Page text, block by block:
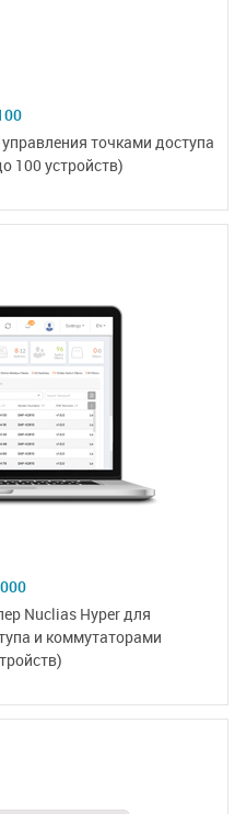
точками доступа
100 устройств)
Nuclias Hyper для
и коммутаторами